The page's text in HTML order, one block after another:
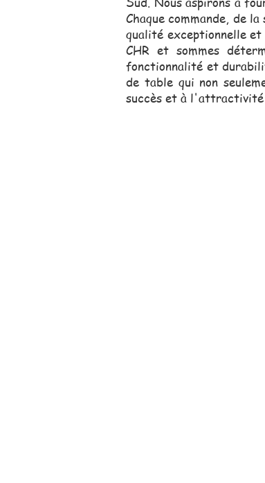
Chaque commande, de
qualité exceptionnelle et
CHR et sommes
fonctionnalité et
de table qui non
succès et à